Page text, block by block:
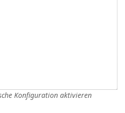
Konfiguration aktivieren